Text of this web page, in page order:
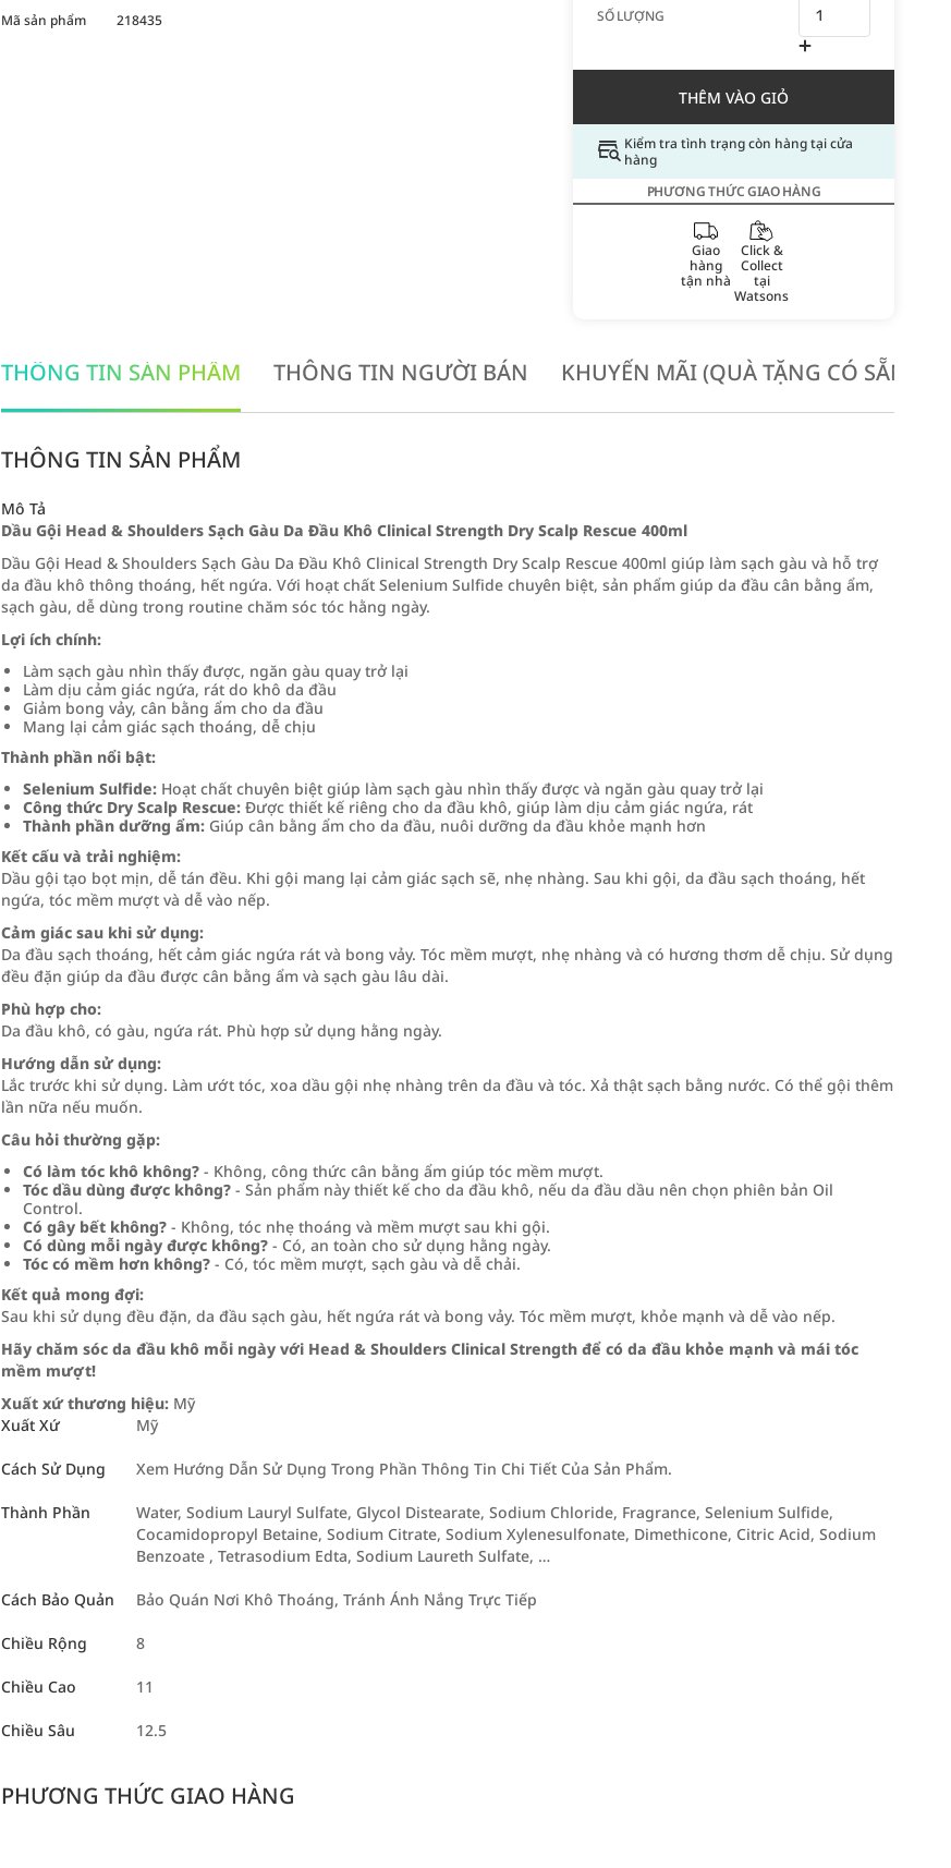
SỐ LƯỢNG
THÊM VÀO GIỎ
Kiểm tra tình trạng còn hàng tại cửa
hàng
PHƯƠNG THỨC GIAO HÀNG
Giao
hàng
tận nhà
Click &
Collect
tại
Watsons
Mã sản phẩm 218435
THÔNG TIN SẢN PHẨM THÔNG TIN NGƯỜI BÁN KHUYẾN MÃI (QUÀ TẶNG CÓ SẴN
THÔNG TIN SẢN PHẨM
Mô Tả
Dầu Gội Head & Shoulders Sạch Gàu Da Đầu Khô Clinical Strength Dry Scalp Rescue 400ml
Dầu Gội Head & Shoulders Sạch Gàu Da Đầu Khô Clinical Strength Dry Scalp Rescue 400ml giúp làm sạch gàu và hỗ trợ
da đầu khô thông thoáng, hết ngứa. Với hoạt chất Selenium Sulfide chuyên biệt, sản phẩm giúp da đầu cân bằng ẩm,
sạch gàu, dễ dùng trong routine chăm sóc tóc hằng ngày.
Lợi ích chính:
Làm sạch gàu nhìn thấy được, ngăn gàu quay trở lại
Làm dịu cảm giác ngứa, rát do khô da đầu
Giảm bong vảy, cân bằng ẩm cho da đầu
Mang lại cảm giác sạch thoáng, dễ chịu
Thành phần nổi bật:
Selenium Sulfide: Hoạt chất chuyên biệt giúp làm sạch gàu nhìn thấy được và ngăn gàu quay trở lại
Công thức Dry Scalp Rescue: Được thiết kế riêng cho da đầu khô, giúp làm dịu cảm giác ngứa, rát
Thành phần dưỡng ẩm: Giúp cân bằng ẩm cho da đầu, nuôi dưỡng da đầu khỏe mạnh hơn
Kết cấu và trải nghiệm:
Dầu gội tạo bọt mịn, dễ tán đều. Khi gội mang lại cảm giác sạch sẽ, nhẹ nhàng. Sau khi gội, da đầu sạch thoáng, hết
ngứa, tóc mềm mượt và dễ vào nếp.
Cảm giác sau khi sử dụng:
Da đầu sạch thoáng, hết cảm giác ngứa rát và bong vảy. Tóc mềm mượt, nhẹ nhàng và có hương thơm dễ chịu. Sử dụng
đều đặn giúp da đầu được cân bằng ẩm và sạch gàu lâu dài.
Phù hợp cho:
Da đầu khô, có gàu, ngứa rát. Phù hợp sử dụng hằng ngày.
Hướng dẫn sử dụng:
Lắc trước khi sử dụng. Làm ướt tóc, xoa dầu gội nhẹ nhàng trên da đầu và tóc. Xả thật sạch bằng nước. Có thể gội thêm
lần nữa nếu muốn.
Câu hỏi thường gặp:
Có làm tóc khô không? - Không, công thức cân bằng ẩm giúp tóc mềm mượt.
Tóc dầu dùng được không? - Sản phẩm này thiết kế cho da đầu khô, nếu da đầu dầu nên chọn phiên bản Oil
Control.
Có gây bết không? - Không, tóc nhẹ thoáng và mềm mượt sau khi gội.
Có dùng mỗi ngày được không? - Có, an toàn cho sử dụng hằng ngày.
Tóc có mềm hơn không? - Có, tóc mềm mượt, sạch gàu và dễ chải.
Kết quả mong đợi:
Sau khi sử dụng đều đặn, da đầu sạch gàu, hết ngứa rát và bong vảy. Tóc mềm mượt, khỏe mạnh và dễ vào nếp.
Hãy chăm sóc da đầu khô mỗi ngày với Head & Shoulders Clinical Strength để có da đầu khỏe mạnh và mái tóc
mềm mượt!
Xuất xứ thương hiệu: Mỹ
Xuất Xứ
Mỹ
Cách Sử Dụng Xem Hướng Dẫn Sử Dụng Trong Phần Thông Tin Chi Tiết Của Sản Phẩm.
Thành Phần
Water, Sodium Lauryl Sulfate, Glycol Distearate, Sodium Chloride, Fragrance, Selenium Sulfide,
Cocamidopropyl Betaine, Sodium Citrate, Sodium Xylenesulfonate, Dimethicone, Citric Acid, Sodium
Benzoate , Tetrasodium Edta, Sodium Laureth Sulfate, …
Cách Bảo Quản Bảo Quán Nơi Khô Thoáng, Tránh Ánh Nắng Trực Tiếp
Chiều Rộng 8
Chiều Cao 11
Chiều Sâu 12.5
PHƯƠNG THỨC GIAO HÀNG